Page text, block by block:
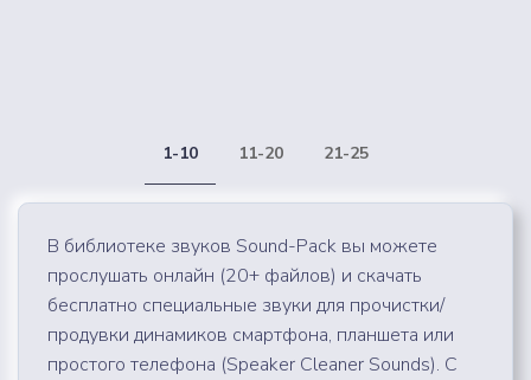
1-10 11-20 21-25
В библиотеке звуков Sound-Pack вы можете
прослушать онлайн (20+ файлов) и скачать
бесплатно специальные звуки для прочистки/
продувки динамиков смартфона, планшета или
простого телефона (Speaker Cleaner Sounds). С